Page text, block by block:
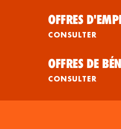
OFFRES
CONSULTER
OFFRES DE
CONSULTER